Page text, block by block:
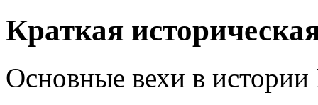
Краткая
Основные вехи в